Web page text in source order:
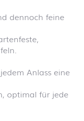
dennoch feine
Anlass eine
optimal für jede